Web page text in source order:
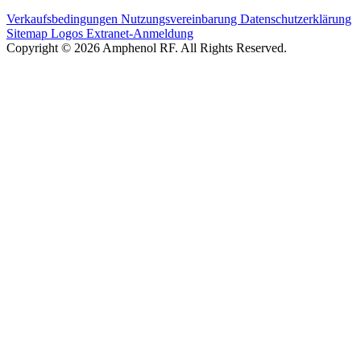
Verkaufsbedingungen Nutzungsvereinbarung Datenschutzerklärung
Sitemap Logos Extranet-Anmeldung
Copyright © 2026 Amphenol RF. All Rights Reserved.